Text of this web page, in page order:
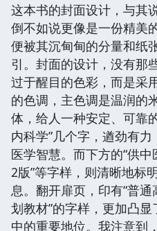
这本书的封面设计，与其
倒不如说更像是一份精美
便被其沉甸甸的分量和纸
引。封面的设计，没有那
过于醒目的色彩，而是采
的色调，主色调是温润的
体，给人一种安定、可靠
内科学”几个字，遒劲有
医学智慧。而下方的“供
2版”等字样，则清晰地标
息。翻开扉页，印有“普通
划教材”的字样，更加凸
中的重要地位。我注意到